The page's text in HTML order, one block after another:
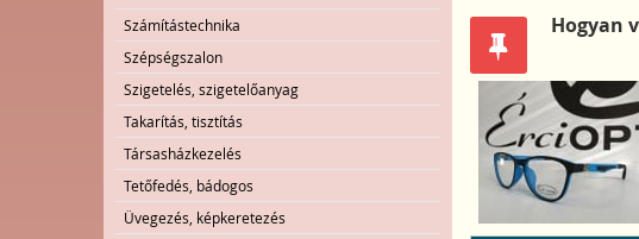
Számítástechnika
Szépségszalon
Szigetelés, szigetelőanyag
Takarítás, tisztítás
Társasházkezelés
Tetőfedés, bádogos
Üvegezés, képkeretezés
Hogyan